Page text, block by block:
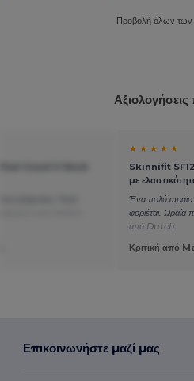
Προβολή όλων των
★ ★ ★ ★ ★
Skinnifit
με
Ένα πολύ ωραίο
φοριέται. Ωραία
από Dutch
Κριτική από
Επικοινωνήστε μαζί μας